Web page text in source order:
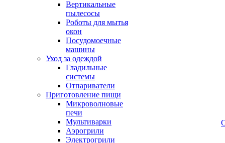
Вертикальные
пылесосы
Роботы для мытья
окон
Посудомоечные
машины
Уход за одеждой
Гладильные
системы
Отпариватели
Приготовление пищи
Микроволновые
печи
Мультиварки
Аэрогрили
Электрогрили